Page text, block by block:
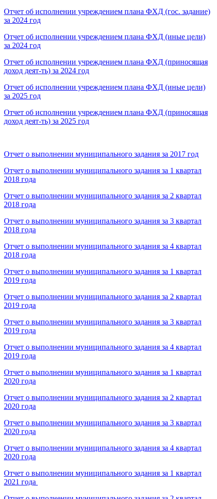
Отчет об исполнении учреждением плана ФХД (гос. задание)
за 2024 год
Отчет об исполнении учреждением плана ФХД (иные цели)
за 2024 год
Отчет об исполнении учреждением плана ФХД (приносящая
доход деят-ть) за 2024 год
Отчет об исполнении учреждением плана ФХД (иные цели)
за 2025 год
Отчет об исполнении учреждением плана ФХД (приносящая
доход деят-ть) за 2025 год
Отчет о выполнении муниципального задания за 2017 год
Отчет о выполнении муниципального задания за 1 квартал
2018 года
Отчет о выполнении муниципального задания за 2 квартал
2018 года
Отчет о выполнении муниципального задания за 3 квартал
2018 года
Отчет о выполнении муниципального задания за 4 квартал
2018 года
Отчет о выполнении муниципального задания за 1 квартал
2019 года
Отчет о выполнении муниципального задания за 2 квартал
2019 года
Отчет о выполнении муниципального задания за 3 квартал
2019 года
Отчет о выполнении муниципального задания за 4 квартал
2019 года
Отчет о выполнении муниципального задания за 1 квартал
2020 года
Отчет о выполнении муниципального задания за 2 квартал
2020 года
Отчет о выполнении муниципального задания за 3 квартал
2020 года
Отчет о выполнении муниципального задания за 4 квартал
2020 года
Отчет о выполнении муниципального задания за 1 квартал
2021 года